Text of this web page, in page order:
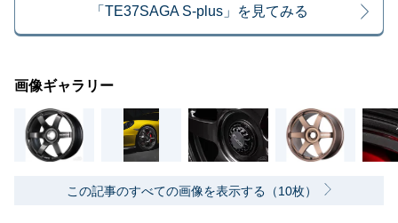
「TE37SAGA S-plus」を見てみる
画像ギャラリー
この記事のすべての画像を表示する（10枚）